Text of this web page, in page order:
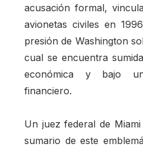
acusación formal,
avionetas civiles en
presión de Washington
cual se encuentra
económica y bajo
financiero.
Un juez federal de
sumario de este